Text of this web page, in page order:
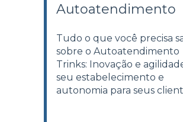
Autoatendimento
Tudo o que você precisa
sobre o Autoatendimento
Trinks: Inovação e
seu estabelecimento e
autonomia para seus